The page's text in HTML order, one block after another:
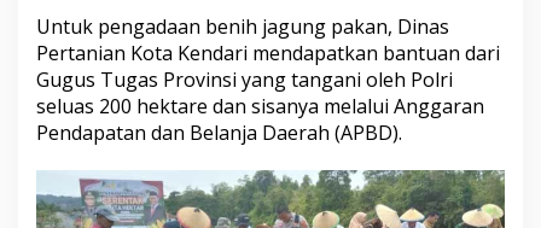
,
T
e
r
m
a
u
k
Untuk pengadaan benih jagung pakan, Dinas
Pertanian Kota Kendari mendapatkan bantuan dari
Gugus Tugas Provinsi yang tangani oleh Polri
seluas 200 hektare dan sisanya melalui Anggaran
Pendapatan dan Belanja Daerah (APBD).